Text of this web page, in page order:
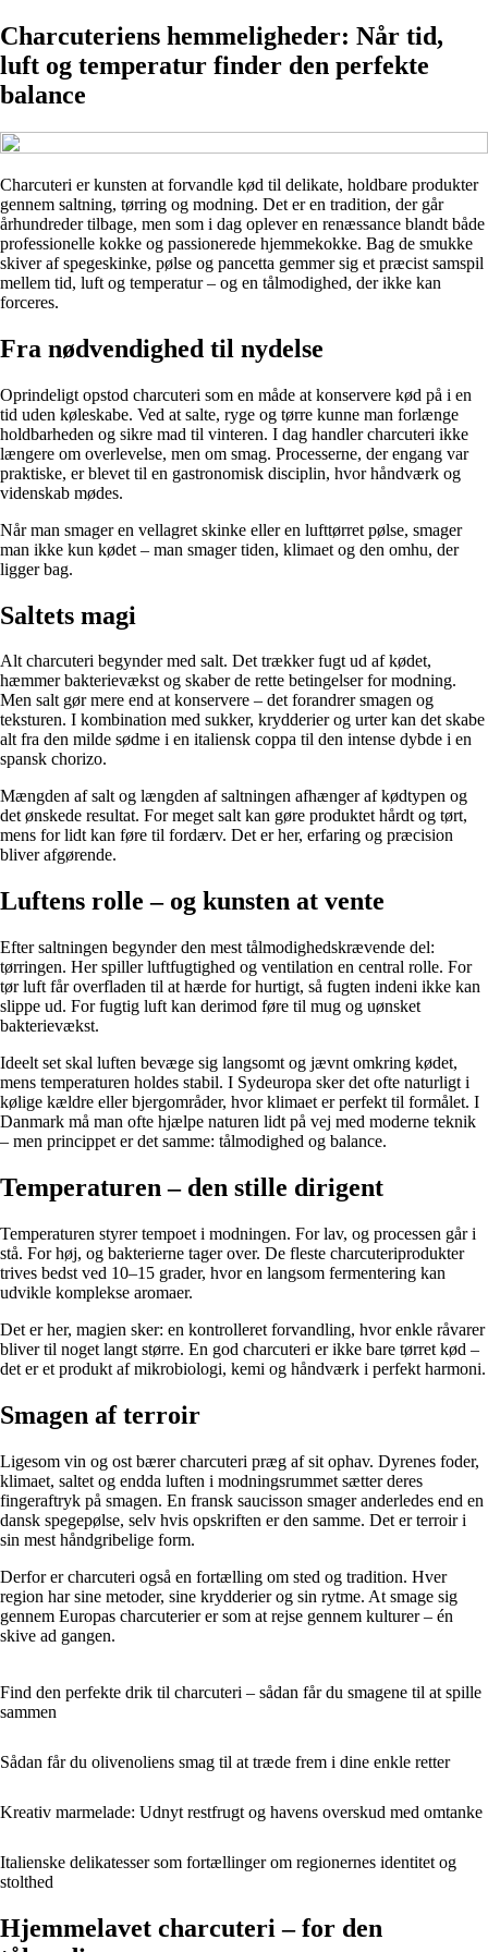
Charcuteriens hemmeligheder: Når tid,
luft og temperatur finder den perfekte
balance
Charcuteri er kunsten at forvandle kød til delikate, holdbare produkter
gennem saltning, tørring og modning. Det er en tradition, der går
århundreder tilbage, men som i dag oplever en renæssance blandt både
professionelle kokke og passionerede hjemmekokke. Bag de smukke
skiver af spegeskinke, pølse og pancetta gemmer sig et præcist samspil
mellem tid, luft og temperatur – og en tålmodighed, der ikke kan
forceres.
Fra nødvendighed til nydelse
Oprindeligt opstod charcuteri som en måde at konservere kød på i en
tid uden køleskabe. Ved at salte, ryge og tørre kunne man forlænge
holdbarheden og sikre mad til vinteren. I dag handler charcuteri ikke
længere om overlevelse, men om smag. Processerne, der engang var
praktiske, er blevet til en gastronomisk disciplin, hvor håndværk og
videnskab mødes.
Når man smager en vellagret skinke eller en lufttørret pølse, smager
man ikke kun kødet – man smager tiden, klimaet og den omhu, der
ligger bag.
Saltets magi
Alt charcuteri begynder med salt. Det trækker fugt ud af kødet,
hæmmer bakterievækst og skaber de rette betingelser for modning.
Men salt gør mere end at konservere – det forandrer smagen og
teksturen. I kombination med sukker, krydderier og urter kan det skabe
alt fra den milde sødme i en italiensk coppa til den intense dybde i en
spansk chorizo.
Mængden af salt og længden af saltningen afhænger af kødtypen og
det ønskede resultat. For meget salt kan gøre produktet hårdt og tørt,
mens for lidt kan føre til fordærv. Det er her, erfaring og præcision
bliver afgørende.
Luftens rolle – og kunsten at vente
Efter saltningen begynder den mest tålmodighedskrævende del:
tørringen. Her spiller luftfugtighed og ventilation en central rolle. For
tør luft får overfladen til at hærde for hurtigt, så fugten indeni ikke kan
slippe ud. For fugtig luft kan derimod føre til mug og uønsket
bakterievækst.
Ideelt set skal luften bevæge sig langsomt og jævnt omkring kødet,
mens temperaturen holdes stabil. I Sydeuropa sker det ofte naturligt i
kølige kældre eller bjergområder, hvor klimaet er perfekt til formålet. I
Danmark må man ofte hjælpe naturen lidt på vej med moderne teknik
– men princippet er det samme: tålmodighed og balance.
Temperaturen – den stille dirigent
Temperaturen styrer tempoet i modningen. For lav, og processen går i
stå. For høj, og bakterierne tager over. De fleste charcuteriprodukter
trives bedst ved 10–15 grader, hvor en langsom fermentering kan
udvikle komplekse aromaer.
Det er her, magien sker: en kontrolleret forvandling, hvor enkle råvarer
bliver til noget langt større. En god charcuteri er ikke bare tørret kød –
det er et produkt af mikrobiologi, kemi og håndværk i perfekt harmoni.
Smagen af terroir
Ligesom vin og ost bærer charcuteri præg af sit ophav. Dyrenes foder,
klimaet, saltet og endda luften i modningsrummet sætter deres
fingeraftryk på smagen. En fransk saucisson smager anderledes end en
dansk spegepølse, selv hvis opskriften er den samme. Det er terroir i
sin mest håndgribelige form.
Derfor er charcuteri også en fortælling om sted og tradition. Hver
region har sine metoder, sine krydderier og sin rytme. At smage sig
gennem Europas charcuterier er som at rejse gennem kulturer – én
skive ad gangen.
Find den perfekte drik til charcuteri – sådan får du smagene til at spille
sammen
Sådan får du olivenoliens smag til at træde frem i dine enkle retter
Kreativ marmelade: Udnyt restfrugt og havens overskud med omtanke
Italienske delikatesser som fortællinger om regionernes identitet og
stolthed
Hjemmelavet charcuteri – for den